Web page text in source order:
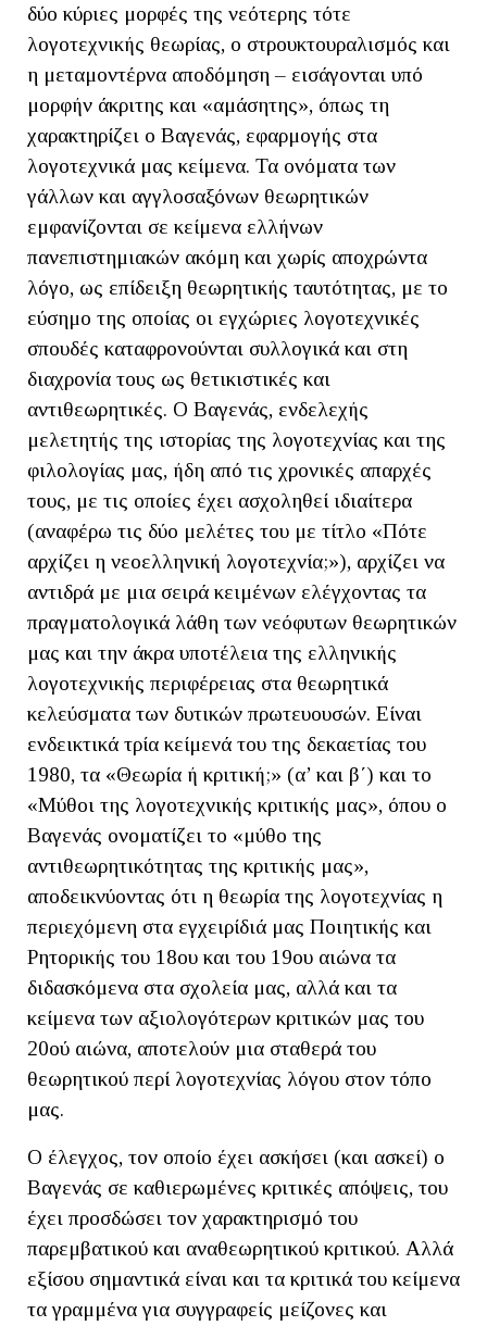
δύο κύριες μορφές της νεότερης τότε
λογοτεχνικής θεωρίας, ο στρουκτουραλισμός και
η μεταμοντέρνα αποδόμηση – εισάγονται υπό
μορφήν άκριτης και «αμάσητης», όπως τη
χαρακτηρίζει ο Βαγενάς, εφαρμογής στα
λογοτεχνικά μας κείμενα. Τα ονόματα των
γάλλων και αγγλοσαξόνων θεωρητικών
εμφανίζονται σε κείμενα ελλήνων
πανεπιστημιακών ακόμη και χωρίς αποχρώντα
λόγο, ως επίδειξη θεωρητικής ταυτότητας, με το
εύσημο της οποίας οι εγχώριες λογοτεχνικές
σπουδές καταφρονούνται συλλογικά και στη
διαχρονία τους ως θετικιστικές και
αντιθεωρητικές. Ο Βαγενάς, ενδελεχής
μελετητής της ιστορίας της λογοτεχνίας και της
φιλολογίας μας, ήδη από τις χρονικές απαρχές
τους, με τις οποίες έχει ασχοληθεί ιδιαίτερα
(αναφέρω τις δύο μελέτες του με τίτλο «Πότε
αρχίζει η νεοελληνική λογοτεχνία;»), αρχίζει να
αντιδρά με μια σειρά κειμένων ελέγχοντας τα
πραγματολογικά λάθη των νεόφυτων θεωρητικών
μας και την άκρα υποτέλεια της ελληνικής
λογοτεχνικής περιφέρειας στα θεωρητικά
κελεύσματα των δυτικών πρωτευουσών. Είναι
ενδεικτικά τρία κείμενά του της δεκαετίας του
1980, τα «Θεωρία ή κριτική;» (α’ και β΄) και το
«Μύθοι της λογοτεχνικής κριτικής μας», όπου ο
Βαγενάς ονοματίζει το «μύθο της
αντιθεωρητικότητας της κριτικής μας»,
αποδεικνύοντας ότι η θεωρία της λογοτεχνίας η
περιεχόμενη στα εγχειρίδιά μας Ποιητικής και
Ρητορικής του 18ου και του 19ου αιώνα τα
διδασκόμενα στα σχολεία μας, αλλά και τα
κείμενα των αξιολογότερων κριτικών μας του
20ού αιώνα, αποτελούν μια σταθερά του
θεωρητικού περί λογοτεχνίας λόγου στον τόπο
μας.
Ο έλεγχος, τον οποίο έχει ασκήσει (και ασκεί) ο
Βαγενάς σε καθιερωμένες κριτικές απόψεις, του
έχει προσδώσει τον χαρακτηρισμό του
παρεμβατικού και αναθεωρητικού κριτικού. Αλλά
εξίσου σημαντικά είναι και τα κριτικά του κείμενα
τα γραμμένα για συγγραφείς μείζονες και